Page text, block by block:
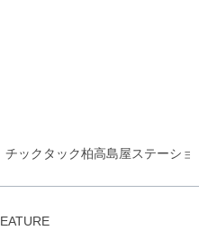
チックタック柏高島屋ステーショ